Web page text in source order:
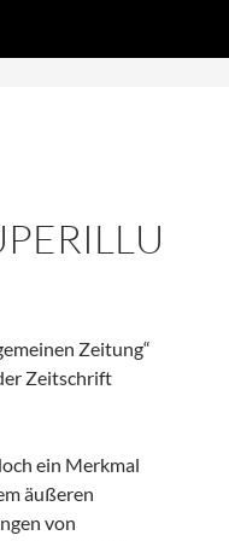
Zeitung“
Zeitschrift
ein Merkmal
äußeren
von